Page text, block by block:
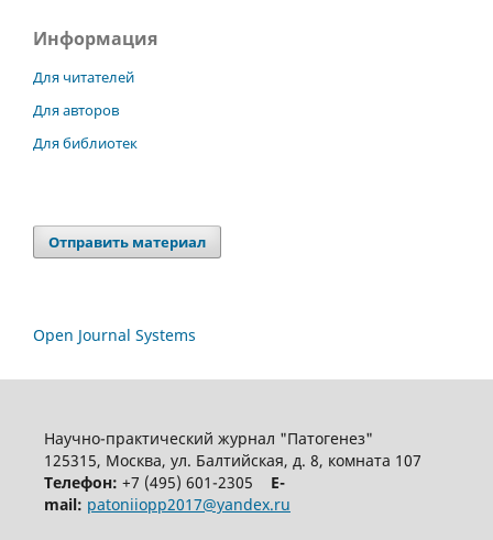
Информация
Для читателей
Для авторов
Для библиотек
Отправить материал
Open Journal Systems
Научно-практический журнал "Патогенез"
125315, Москва, ул. Балтийская, д. 8, комната 107
Телефон: +7 (495) 601-2305 E-
mail: patoniiopp2017@yandex.ru